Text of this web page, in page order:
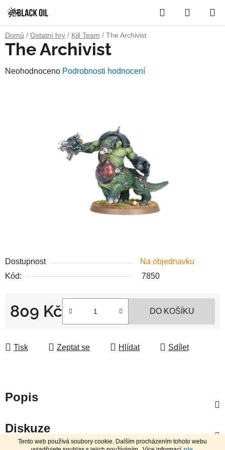
Tento web používá soubory cookie. Dalším procházením tohoto webu
na
obsah
Hledat
KOŠÍK
Domů / Ostatní hry / Kill Team / The Archivist
Dostupnost
Na objednavku
Kód:
7850
809 Kč DO KOŠÍKU
Tisk Zeptat se Hlídat Sdílet
The Archivist
Průměrné
Neohodnoceno Podrobnosti hodnocení
Popis
Diskuze